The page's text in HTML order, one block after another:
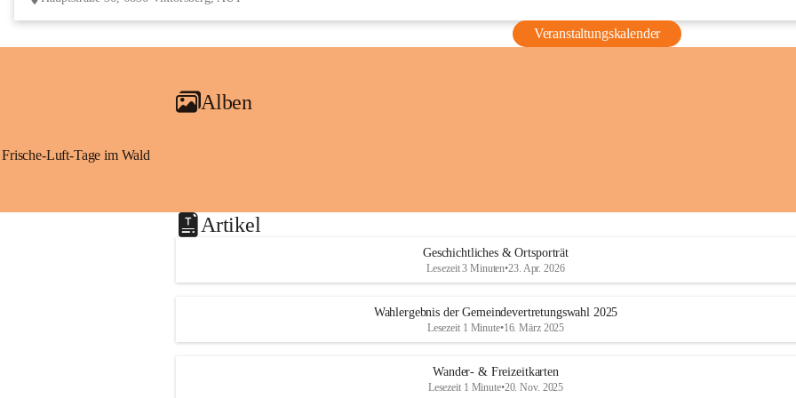
Veranstaltungskalender
Alben
Frische-Luft-Tage im Wald
Artikel
Geschichtliches & Ortsporträt
Lesezeit 3 Minuten•23. Apr. 2026
Wahlergebnis der Gemeindevertretungswahl 2025
Lesezeit 1 Minute•16. März 2025
Wander- & Freizeitkarten
Lesezeit 1 Minute•20. Nov. 2025